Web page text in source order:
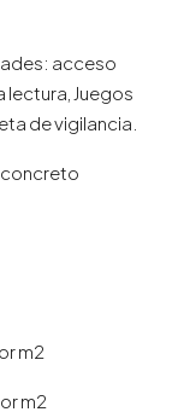
acceso
lectura, Juegos
de vigilancia.
concreto
m2
m2